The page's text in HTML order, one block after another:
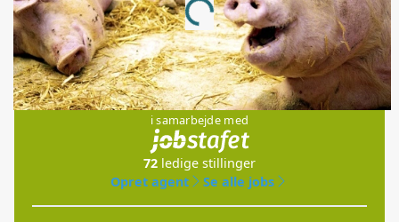
Loading...
Jobs
i samarbejde med
72 ledige stillinger
Opret agent
Se alle jobs